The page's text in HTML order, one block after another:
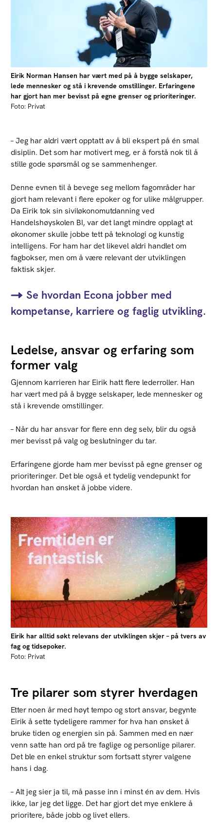
Eirik Norman Hansen har vært med på å bygge selskaper,
lede mennesker og stå i krevende omstillinger. Erfaringene
har gjort han mer bevisst på egne grenser og prioriteringer.
Foto: Privat
– Jeg har aldri vært opptatt av å bli ekspert på én smal
disiplin. Det som har motivert meg, er å forstå nok til å
stille gode spørsmål og se sammenhenger.
Denne evnen til å bevege seg mellom fagområder har
gjort ham relevant i flere epoker og for ulike målgrupper.
Da Eirik tok sin siviløkonomutdanning ved
Handelshøyskolen BI, var det langt mindre opplagt at
økonomer skulle jobbe tett på teknologi og kunstig
intelligens. For ham har det likevel aldri handlet om
fagbokser, men om å være relevant der utviklingen
faktisk skjer.
Se hvordan Econa jobber med
kompetanse, karriere og faglig utvikling.
Ledelse, ansvar og erfaring som
former valg
Gjennom karrieren har Eirik hatt flere lederroller. Han
har vært med på å bygge selskaper, lede mennesker og
stå i krevende omstillinger.
– Når du har ansvar for flere enn deg selv, blir du også
mer bevisst på valg og beslutninger du tar.
Erfaringene gjorde ham mer bevisst på egne grenser og
prioriteringer. Det ble også et tydelig vendepunkt for
hvordan han ønsket å jobbe videre.
Eirik har alltid søkt relevans der utviklingen skjer – på tvers av
fag og tidsepoker.
Foto: Privat
Tre pilarer som styrer hverdagen
Etter noen år med høyt tempo og stort ansvar, begynte
Eirik å sette tydeligere rammer for hva han ønsket å
bruke tiden og energien sin på. Sammen med en nær
venn satte han ord på tre faglige og personlige pilarer.
Det ble en enkel struktur som fortsatt styrer valgene
hans i dag.
– Alt jeg sier ja til, må passe inn i minst én av dem. Hvis
ikke, lar jeg det ligge. Det har gjort det mye enklere å
prioritere, både jobb og livet ellers.